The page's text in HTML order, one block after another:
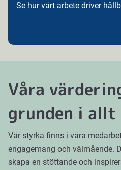
Se hur vårt arbete driver
Våra
grunden i allt
Vår styrka finns i våra
engagemang och välmående.
skapa en stöttande och